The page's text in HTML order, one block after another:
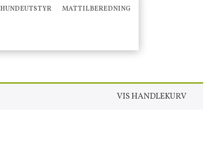
HUNDEUTSTYR
MATTILBEREDNING
VIS HANDLEKURV